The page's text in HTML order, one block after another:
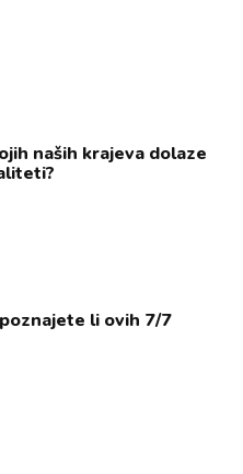
naših krajeva dolaze
li ovih 7/7